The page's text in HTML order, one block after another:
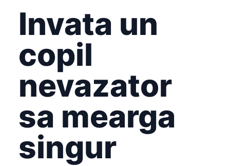
Invata un
copil
nevazator
sa mearga
singur